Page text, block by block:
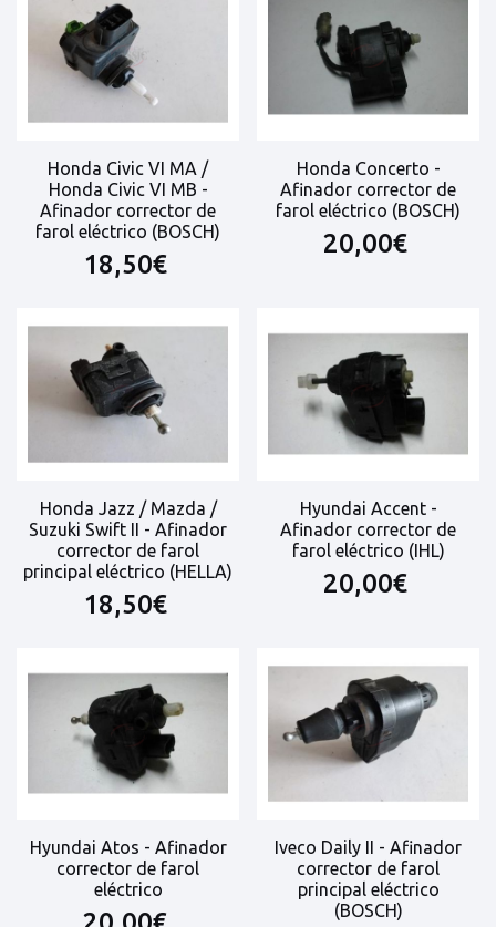
Honda Civic VI MA /
Honda Civic VI MB -
Afinador corrector de
farol eléctrico (BOSCH)
18,50€
Honda Concerto -
Afinador corrector de
farol eléctrico (BOSCH)
20,00€
Honda Jazz / Mazda /
Suzuki Swift II - Afinador
corrector de farol
principal eléctrico (HELLA)
18,50€
Hyundai Accent -
Afinador corrector de
farol eléctrico (IHL)
20,00€
Hyundai Atos - Afinador
corrector de farol
eléctrico
Iveco Daily II - Afinador
corrector de farol
principal eléctrico
(BOSCH)